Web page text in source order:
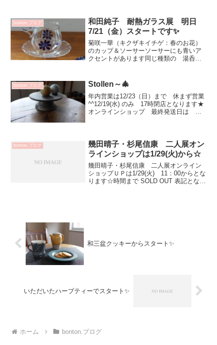
日目です・・・が作品数が少なくマホさ
んと相談し...
bonton.ブログ
和田純子 耐熱ガラス展 明日
7/21（金）スタートです✨
菊咲一華（キクザキイチゲ：春のお花）
のカップ＆ソーサーソーサーにも青いア
クセントがあります同じ種類の 湯呑
ポット バルーン 丸いタイプと長いタ
イプ茶こしもついていて 水...
bonton.ブログ Stollen～🎄
年内営業は12/23（日）まで 休まず営業
^^12/19(水) のみ 17時閉店となります★
オンラインショップ 最終発送日は
bonton.ブログ
幾田晴子・杉尾信康 二人展オン
ラインショップは1/29(火)から☆
幾田晴子・杉尾信康 二人展オンライン
ショップＵＰは1/29(火) 11：00からとな
ります☆時間まで SOLD OUT 表記となっ
和三盆クッキーからスタート✨
いただいたハーブティーでスタート✨
ホーム bonton.ブログ